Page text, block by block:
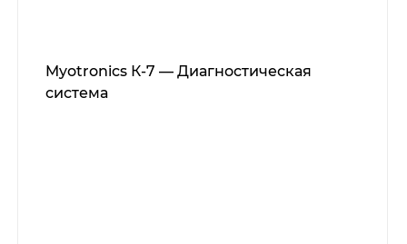
Myotronics К-7 — Диагностическая
система